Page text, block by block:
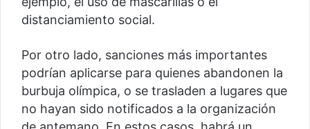
distanciamiento social.
Por otro lado, sanciones más importantes
podrían aplicarse para quienes abandonen la
burbuja olímpica, o se trasladen a lugares que
no hayan sido notificados a la organización